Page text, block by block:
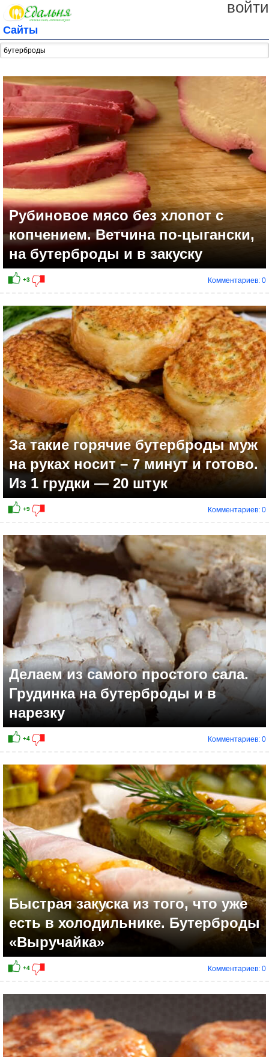
войти
Сайты
Рубиновое мясо без хлопот с
копчением. Ветчина по-цыгански,
на бутерброды и в закуску
Комментариев: 0
За такие горячие бутерброды муж
на руках носит – 7 минут и готово.
Из 1 грудки — 20 штук
+9
Комментариев: 0
Делаем из самого простого сала.
Грудинка на бутерброды и в
нарезку
Комментариев: 0
Быстрая закуска из того, что уже
есть в холодильнике. Бутерброды
«Выручайка»
Комментариев: 0